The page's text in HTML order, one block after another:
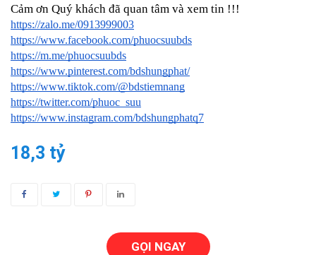
Cảm ơn Quý khách đã quan tâm và xem tin !!!
https://zalo.me/0913999003
https://www.facebook.com/phuocsuubds
https://m.me/phuocsuubds
https://www.pinterest.com/bdshungphat/
https://www.tiktok.com/@bdstiemnang
https://twitter.com/phuoc_suu
https://www.instagram.com/bdshungphatq7
18,3 tỷ
GỌI NGAY